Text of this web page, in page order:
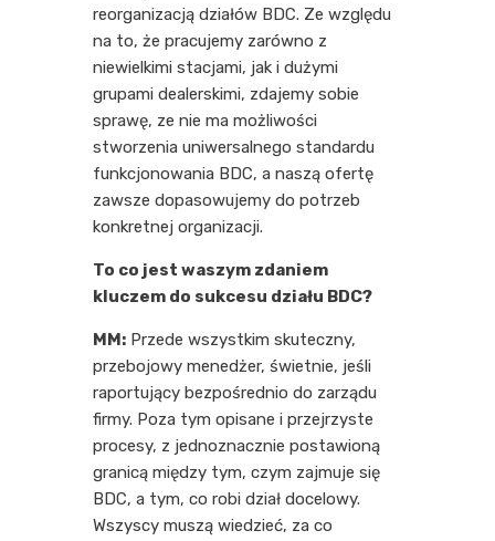
reorganizacją działów BDC. Ze względu
na to, że pracujemy zarówno z
niewielkimi stacjami, jak i dużymi
grupami dealerskimi, zdajemy sobie
sprawę, ze nie ma możliwości
stworzenia uniwersalnego standardu
funkcjonowania BDC, a naszą ofertę
zawsze dopasowujemy do potrzeb
konkretnej organizacji.
To co jest waszym zdaniem
kluczem do sukcesu działu BDC?
MM: Przede wszystkim skuteczny,
przebojowy menedżer, świetnie, jeśli
raportujący bezpośrednio do zarządu
firmy. Poza tym opisane i przejrzyste
procesy, z jednoznacznie postawioną
granicą między tym, czym zajmuje się
BDC, a tym, co robi dział docelowy.
Wszyscy muszą wiedzieć, za co